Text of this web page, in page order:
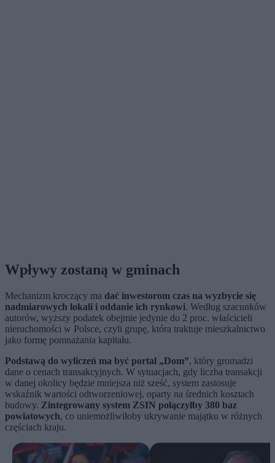
Wpływy zostaną w gminach
Mechanizm kroczący ma dać inwestorom czas na wyzbycie się
nadmiarowych lokali i oddanie ich rynkowi. Według szacunków
autorów, wyższy podatek obejmie jedynie do 2 proc. właścicieli
nieruchomości w Polsce, czyli grupę, która traktuje mieszkalnictwo
jako formę pomnażania kapitału.
Podstawą do wyliczeń ma być portal „Dom”, który gromadzi
dane o cenach transakcyjnych. W sytuacjach, gdy liczba transakcji
w danej okolicy będzie mniejsza niż sześć, system zastosuje
wskaźnik wartości odtworzeniowej, oparty na średnich kosztach
budowy. Zintegrowany system ZSIN połączyłby 380 baz
powiatowych, co uniemożliwiłoby ukrywanie majątku w różnych
częściach kraju.